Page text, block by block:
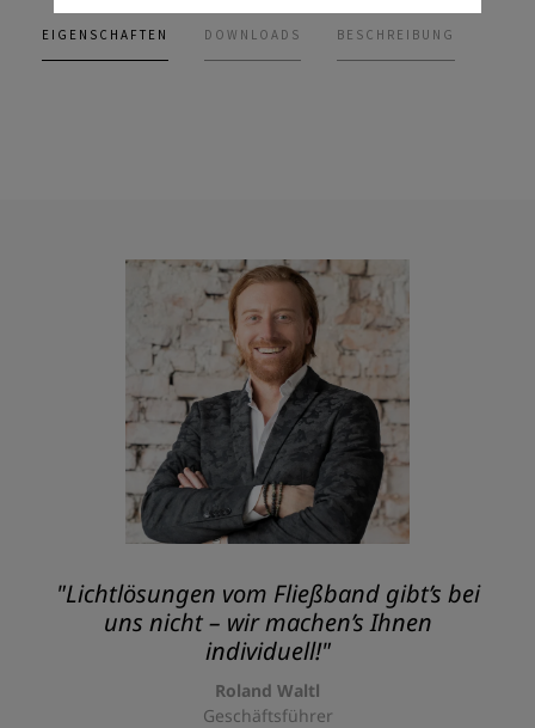
EIGENSCHAFTEN DOWNLOADS BESCHREIBUNG
"Lichtlösungen vom Fließband gibt’s bei
uns nicht – wir machen’s Ihnen
individuell!"
Roland Waltl
Geschäftsführer